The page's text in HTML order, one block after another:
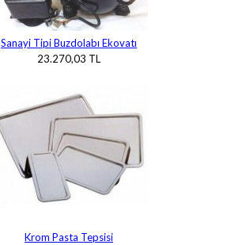
Sanayi Tipi Buzdolabı Ekovatı
23.270,03 TL
Krom Pasta Tepsisi